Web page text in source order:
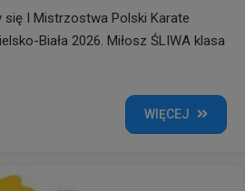
się I Mistrzostwa Polski Karate
Biała 2026. Miłosz ŚLIWA klasa
WIĘCEJ